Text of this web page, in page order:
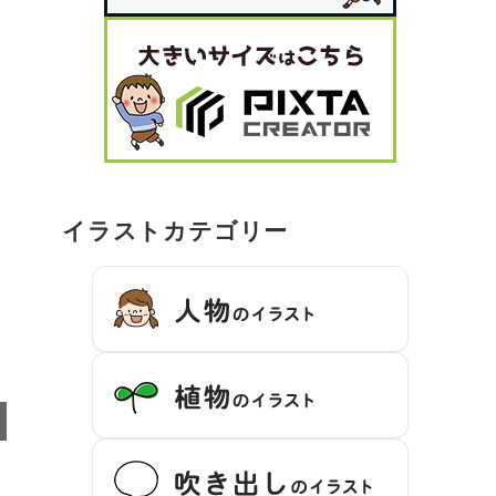
イラストカテゴリー